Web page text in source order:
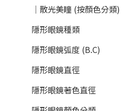
｜散光美瞳 (按顏色分類)
隱形眼鏡種類
隱形眼鏡弧度 (B.C)
隱形眼鏡直徑
隱形眼鏡著色直徑